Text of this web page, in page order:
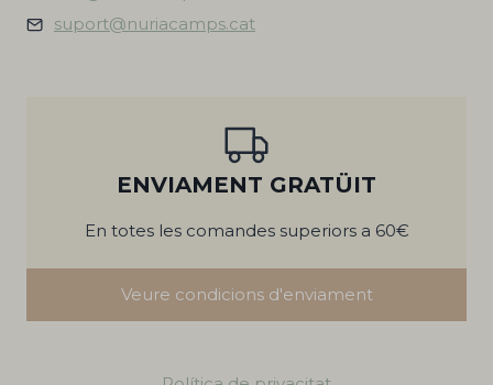
suport@nuriacamps.cat
ENVIAMENT GRATÜIT
En totes les comandes superiors a 60€
Veure condicions d'enviament